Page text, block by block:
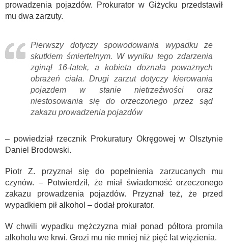
prowadzenia pojazdów. Prokurator w Giżycku przedstawił
mu dwa zarzuty.
Pierwszy dotyczy spowodowania wypadku ze
skutkiem śmiertelnym. W wyniku tego zdarzenia
zginął 16-latek, a kobieta doznała poważnych
obrażeń ciała. Drugi zarzut dotyczy kierowania
pojazdem w stanie nietrzeźwości oraz
niestosowania się do orzeczonego przez sąd
zakazu prowadzenia pojazdów
– powiedział rzecznik Prokuratury Okręgowej w Olsztynie
Daniel Brodowski.
Piotr Z. przyznał się do popełnienia zarzucanych mu
czynów. – Potwierdził, że miał świadomość orzeczonego
zakazu prowadzenia pojazdów. Przyznał też, że przed
wypadkiem pił alkohol – dodał prokurator.
W chwili wypadku mężczyzna miał ponad półtora promila
alkoholu we krwi. Grozi mu nie mniej niż pięć lat więzienia.